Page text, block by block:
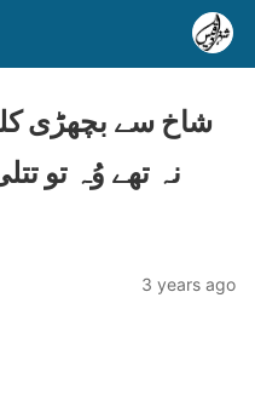
نہ تھے وُہ تو
3 years ago